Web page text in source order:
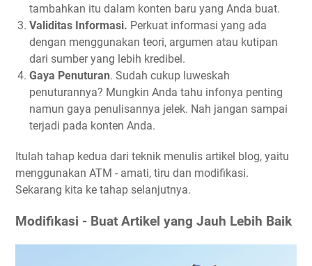
tambahkan itu dalam konten baru yang Anda buat.
Validitas Informasi. Perkuat informasi yang ada
dengan menggunakan teori, argumen atau kutipan
dari sumber yang lebih kredibel.
Gaya Penuturan. Sudah cukup luweskah
penuturannya? Mungkin Anda tahu infonya penting
namun gaya penulisannya jelek. Nah jangan sampai
terjadi pada konten Anda.
Itulah tahap kedua dari teknik menulis artikel blog, yaitu
menggunakan ATM - amati, tiru dan modifikasi.
Sekarang kita ke tahap selanjutnya.
Modifikasi - Buat Artikel yang Jauh Lebih Baik